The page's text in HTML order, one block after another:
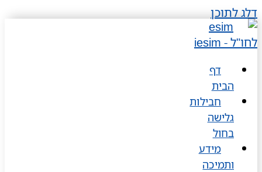
דלג לתוכן
דף
הבית
חבילות
גלישה
בחול
מידע
ותמיכה